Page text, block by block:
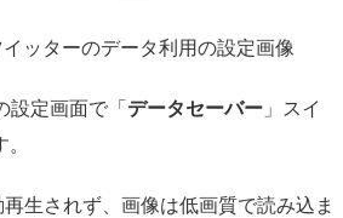
イッターのデータ利用の設定画像
設定画面で「 データセーバー 」スイ
生されず、画像は低画質で読み込ま